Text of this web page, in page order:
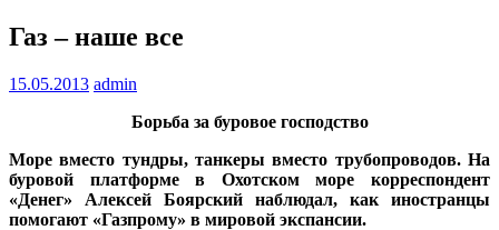
Газ – наше все
15.05.2013 admin
Борьба за буровое господство
Море вместо тундры, танкеры вместо трубопроводов. На
буровой платформе в Охотском море корреспондент
«Денег» Алексей Боярский наблюдал, как иностранцы
помогают «Газпрому» в мировой экспансии.